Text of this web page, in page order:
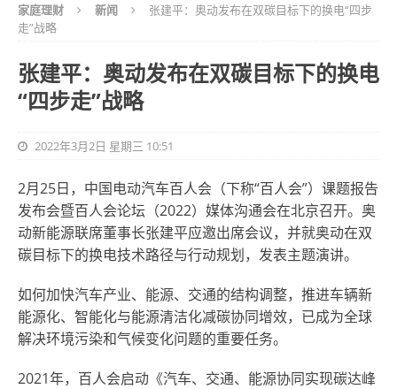
家庭理财 新闻
张建平：奥动发布在双碳目标下的换电“四步
走”战略
张建平：奥动发布在双碳目标下的换电
“四步走”战略
2022年3月2日 星期三 10:51
2月25日，中国电动汽车百人会（下称“百人会”）课题报告
发布会暨百人会论坛（2022）媒体沟通会在北京召开。 奥
动新能源联席董事长张建平应邀出席会议，并就奥动在双
碳目标下的换电技术路径与行动规划，发表主题演讲。
如何加快汽车产业、能源、交通的结构调整，推进车辆新
能源化、智能化与能源清洁化减碳协同增效，已成为全球
解决环境污染和气候变化问题的重要任务。
2021年，百人会启动《汽车、交通、能源协同实现碳达峰